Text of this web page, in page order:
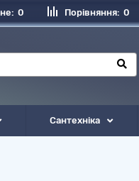
Порівняння: 0
0
Сантехніка